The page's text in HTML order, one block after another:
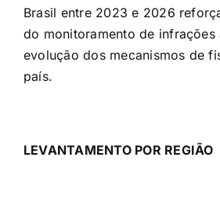
Brasil entre 2023 e 2026
do monitoramento de infrações
evolução dos mecanismos de
país.
LEVANTAMENTO POR REGIÃO